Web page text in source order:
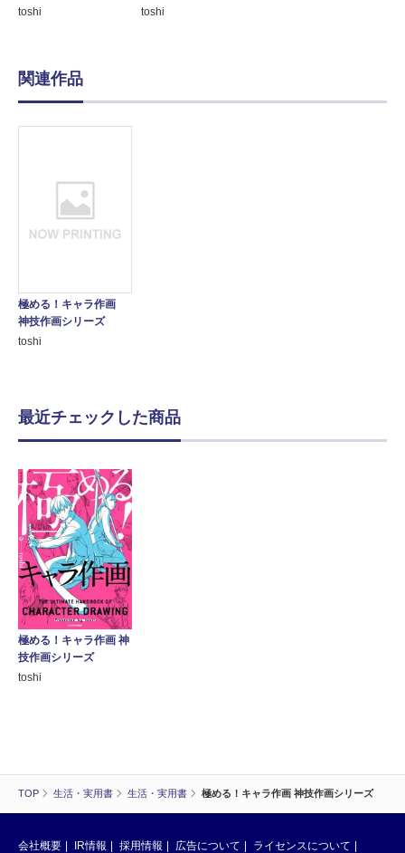
TOP 生活・実用書 生活・実用書 極める！キャラ作画 神技作画シリーズ
toshi
toshi
関連作品
極める！キャラ作画
神技作画シリーズ
toshi
最近チェックした商品
極める！キャラ作画 神
技作画シリーズ
toshi
会社概要 IR情報 採用情報 広告について ライセンスについて